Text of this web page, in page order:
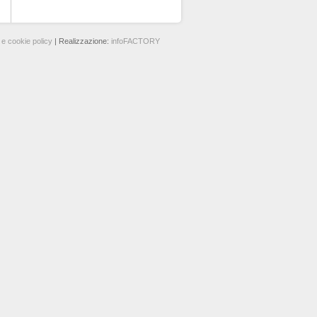
cookie policy | Realizzazione: infoFACTORY